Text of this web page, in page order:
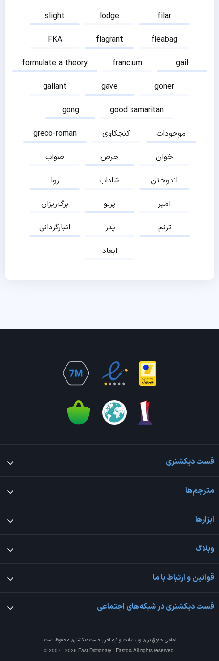
slight lodge
filar
FKA
flagrant
fleabag
formulate a theory
francium
gail
gallant
gave
goner
gong
good samaritan
greco-roman
کنجکاوی
موجودات
صواب
حرص
خوان
روا
شاداب
اندوختن
برگ‌ریزان
پرتو
امیر
انبارگردانی
پدر
ترنم
ابعاد
فست دیکشنری
مترجم‌ها
ابزارها
وبلاگ
قوانین و ارتباط با ما
فست دیکشنری در شبکه‌های اجتماعی
تمامی حقوق برای وب سایت و نرم افزارفست دیکشنری محفوظ است.
© 2007 - 2026 Fast Dictionary - Fastdic All rights reserved.